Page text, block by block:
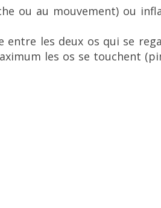
ou au mouvement) ou
les deux os qui se
les os se touchent